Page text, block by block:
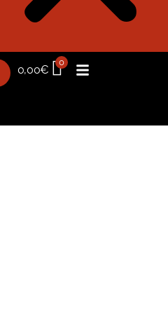
0,00€
0